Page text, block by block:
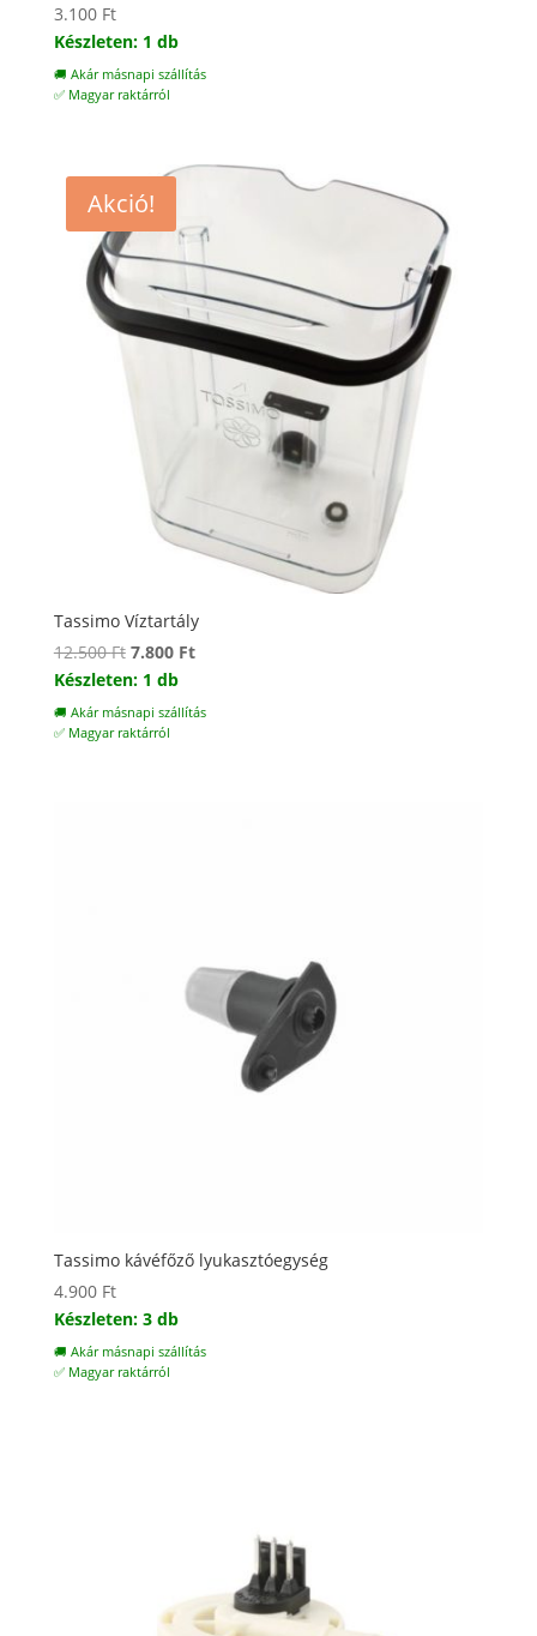
3.100 Ft
Készleten: 1 db
🚚 Akár másnapi szállítás
✅ Magyar raktárról
Akció!
Tassimo Víztartály
12.500Ft Original
price
was:
12.500 Ft.
7.800 FtCurrent
is:
Készleten: 1 db
🚚 Akár másnapi szállítás
✅ Magyar raktárról
Tassimo kávéfőző lyukasztóegység
4.900 Ft
Készleten: 3 db
🚚 Akár másnapi szállítás
✅ Magyar raktárról